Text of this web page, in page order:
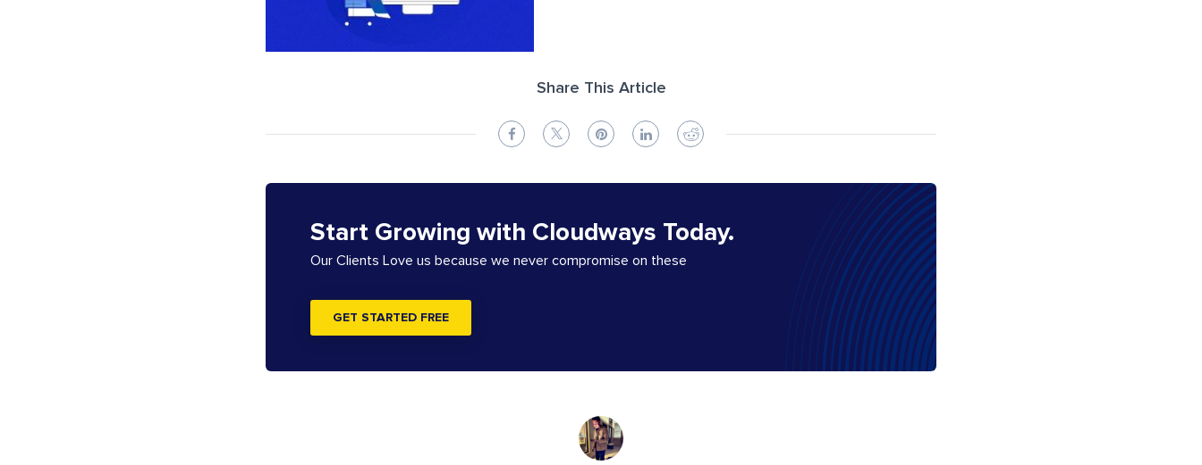
Share This Article
Start Growing with Cloudways Today.
Our Clients Love us because we never compromise on these
GET STARTED FREE